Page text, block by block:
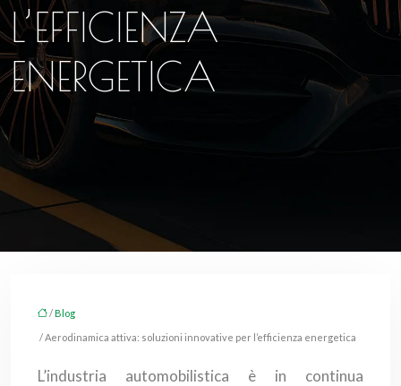
L’EFFICIENZA
ENERGETICA
/Blog
/ Aerodinamica attiva: soluzioni innovative per l’efficienza energetica
L’industria automobilistica è in continua